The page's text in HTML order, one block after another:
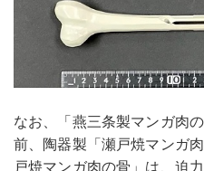
なお、「燕三条製マンガ肉
前、陶器製「瀬戸焼マンガ
戸焼マンガ肉の骨」は、迫